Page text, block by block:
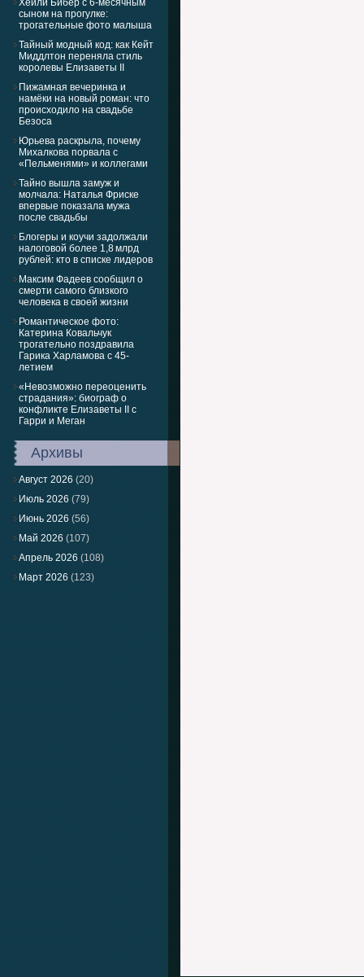
Хейли Бибер с 6-месячным
сыном на прогулке:
трогательные фото малыша
Тайный модный код: как Кейт
Миддлтон переняла стиль
королевы Елизаветы II
Пижамная вечеринка и
намёки на новый роман: что
происходило на свадьбе
Безоса
Юрьева раскрыла, почему
Михалкова порвала с
«Пельменями» и коллегами
Тайно вышла замуж и
молчала: Наталья Фриске
впервые показала мужа
после свадьбы
Блогеры и коучи задолжали
налоговой более 1,8 млрд
рублей: кто в списке лидеров
Максим Фадеев сообщил о
смерти самого близкого
человека в своей жизни
Романтическое фото:
Катерина Ковальчук
трогательно поздравила
Гарика Харламова с 45-
летием
«Невозможно переоценить
страдания»: биограф о
конфликте Елизаветы II с
Гарри и Меган
Архивы
Август 2026 (20)
Июль 2026 (79)
Июнь 2026 (56)
Май 2026 (107)
Апрель 2026 (108)
Март 2026 (123)